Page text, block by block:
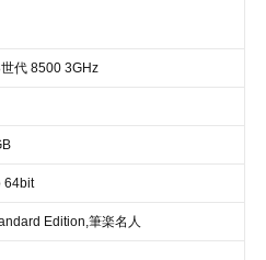
代 8500 3GHz
64bit
Edition,筆楽名人